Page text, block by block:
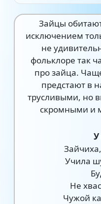
Зайцы
исключением
не
фольклоре так
про зайца.
предстают в
трусливыми, но
скромными и
У
Учила
Не
Чужой